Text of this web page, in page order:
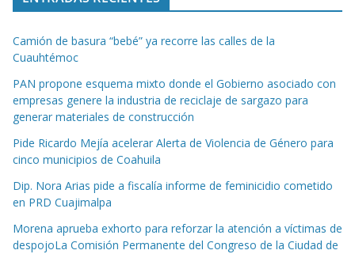
Camión de basura “bebé” ya recorre las calles de la
Cuauhtémoc
PAN propone esquema mixto donde el Gobierno asociado con
empresas genere la industria de reciclaje de sargazo para
generar materiales de construcción
Pide Ricardo Mejía acelerar Alerta de Violencia de Género para
cinco municipios de Coahuila
Dip. Nora Arias pide a fiscalía informe de feminicidio cometido
en PRD Cuajimalpa
Morena aprueba exhorto para reforzar la atención a víctimas de
despojoLa Comisión Permanente del Congreso de la Ciudad de